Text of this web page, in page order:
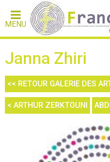
MENU
Janna Zhiri
<< RETOUR GALERIE DES
< ARTHUR ZERKTOUNI